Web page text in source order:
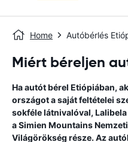
Home Autóbérlés
Miért béreljen
Ha autót bérel Etiópiában,
országot a saját feltételei
sokféle látnivalóval,
a Simien Mountains
Világörökség része. Az